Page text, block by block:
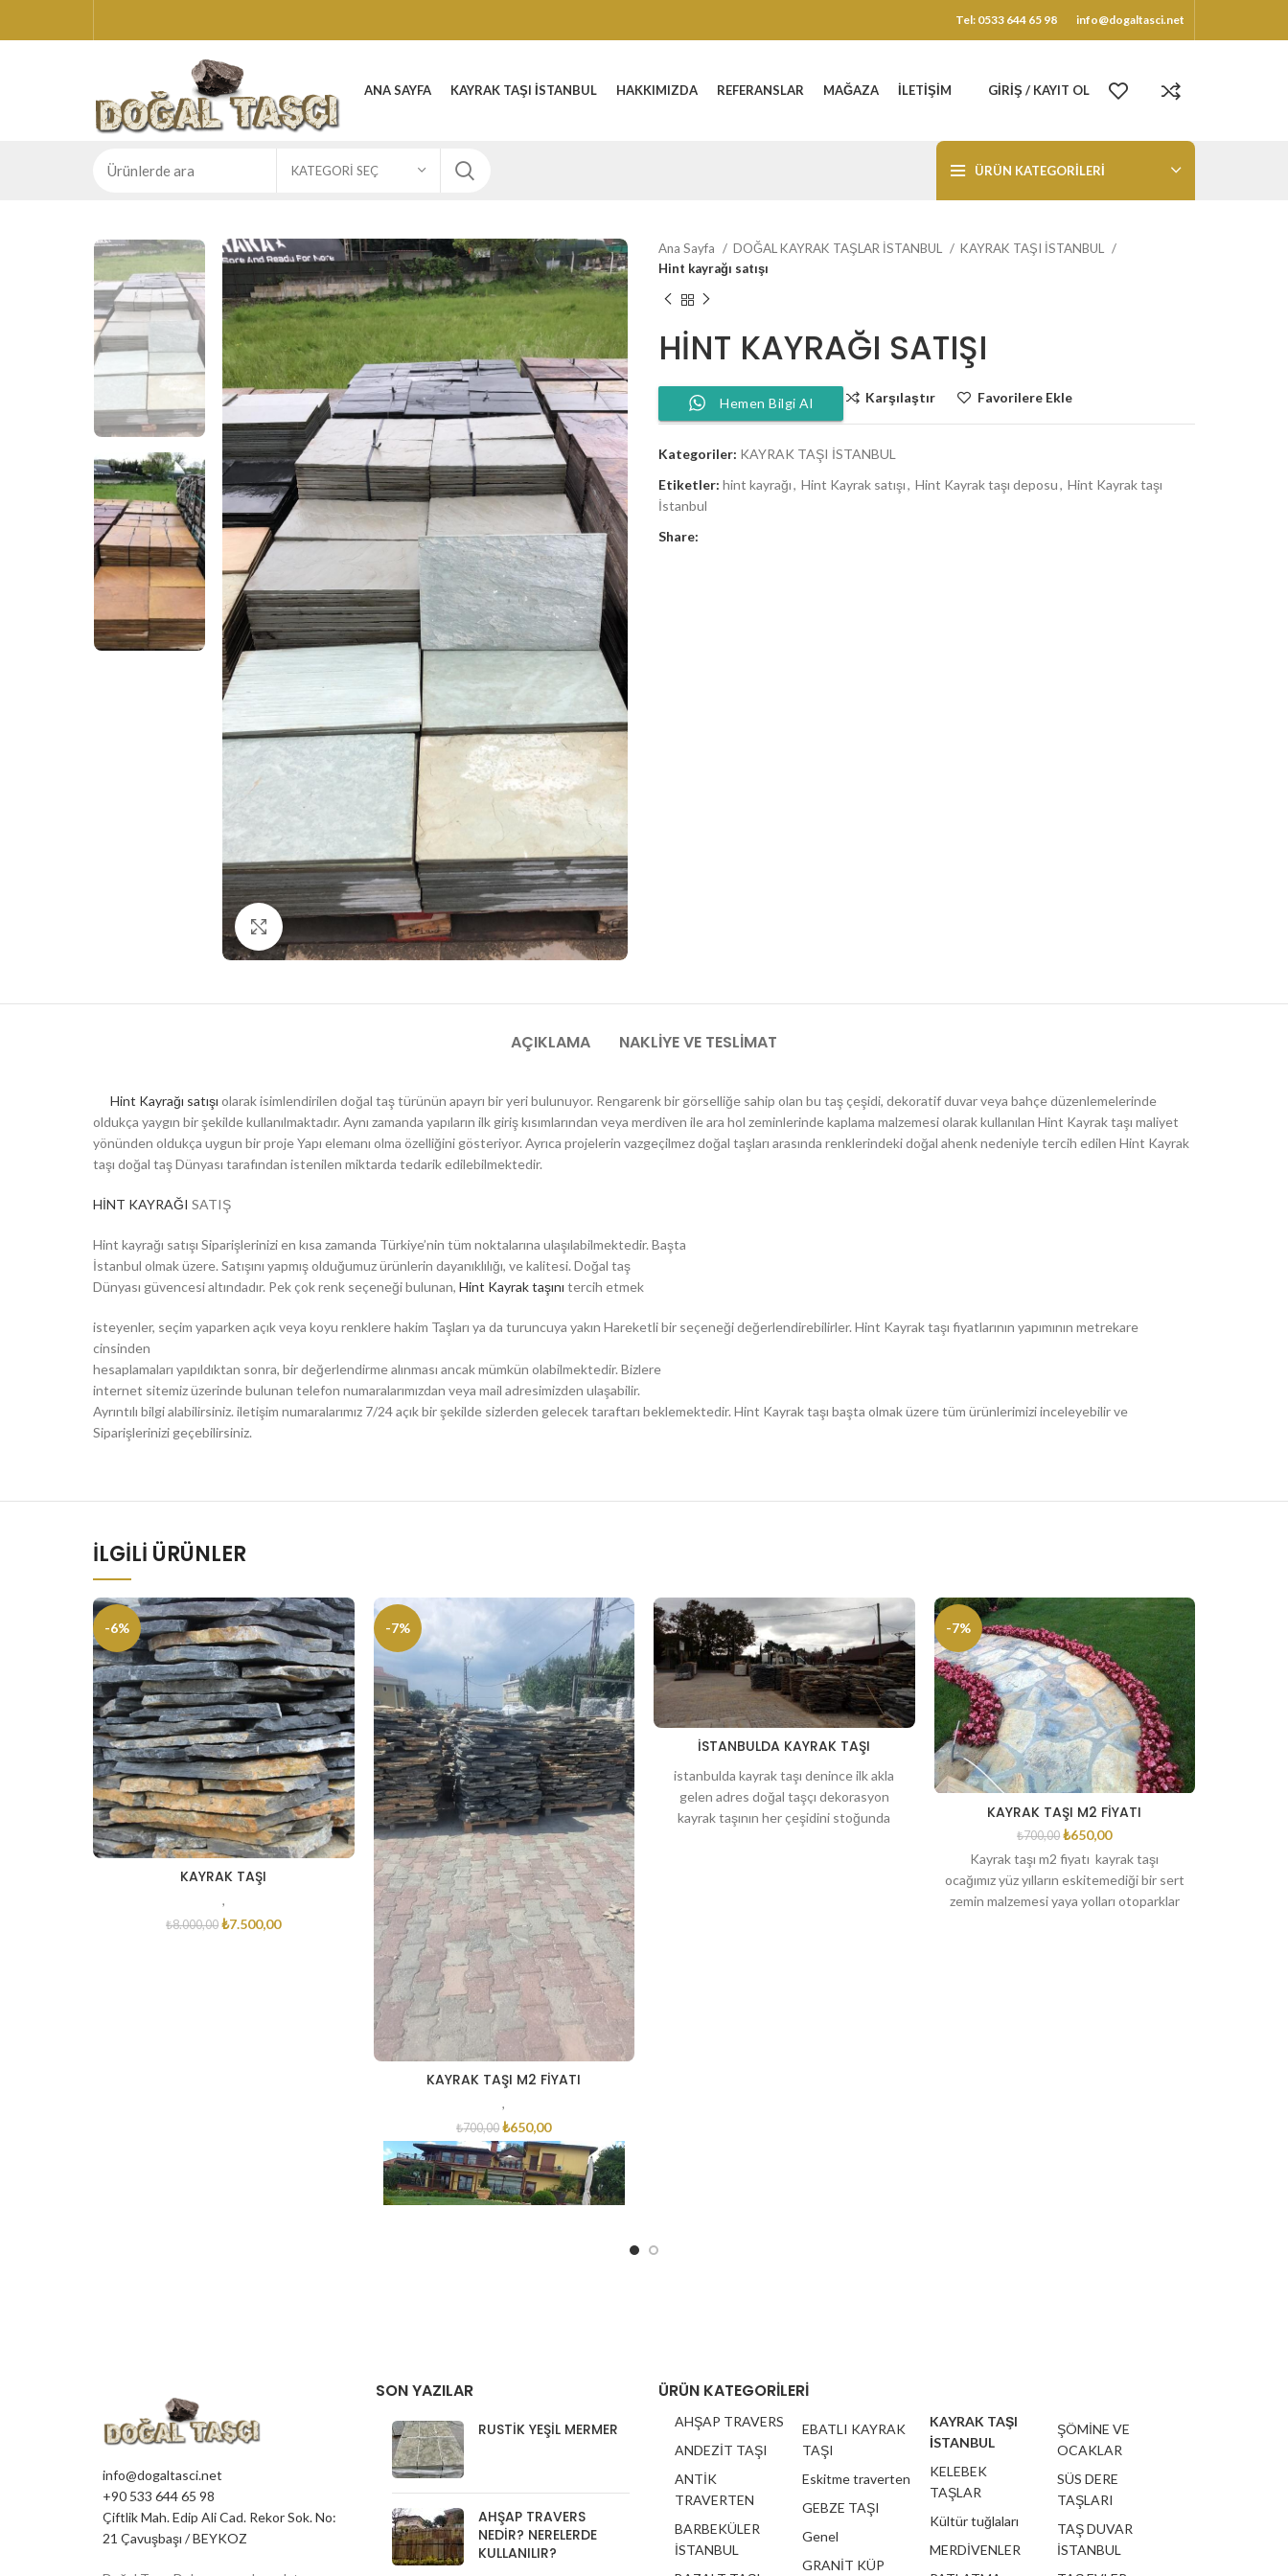
Tel: 0533 644 65 98 info@dogaltasci.net
ANA SAYFA KAYRAK TAŞI İSTANBUL HAKKIMIZDA REFERANSLAR MAĞAZA İLETIŞIM GIRIŞ / KAYIT OL
KATEGORI SEÇ ÜRÜN KATEGORILERI
Click to enlarge
Ana Sayfa DOĞAL KAYRAK TAŞLAR İSTANBUL
KAYRAK TAŞI İSTANBUL
Hint kayrağı satışı
HINT KAYRAĞI SATIŞI
Hemen Bilgi Al Karşılaştır Favorilere Ekle
Kategoriler: KAYRAK TAŞI İSTANBUL
Etiketler: hint kayrağı, Hint Kayrak satışı, Hint Kayrak taşı deposu, Hint Kayrak taşı
İstanbul
Share:
AÇIKLAMA NAKLIYE VE TESLIMAT
Hint Kayrağı satışı olarak isimlendirilen doğal taş türünün apayrı bir yeri bulunuyor. Rengarenk bir görselliğe sahip olan bu taş çeşidi, dekoratif duvar veya bahçe düzenlemelerinde
oldukça yaygın bir şekilde kullanılmaktadır. Aynı zamanda yapıların ilk giriş kısımlarından veya merdiven ile ara hol zeminlerinde kaplama malzemesi olarak kullanılan Hint Kayrak taşı maliyet
yönünden oldukça uygun bir proje Yapı elemanı olma özelliğini gösteriyor. Ayrıca projelerin vazgeçilmez doğal taşları arasında renklerindeki doğal ahenk nedeniyle tercih edilen Hint Kayrak
taşı doğal taş Dünyası tarafından istenilen miktarda tedarik edilebilmektedir.
HİNT KAYRAĞI SATIŞ
Hint kayrağı satışı Siparişlerinizi en kısa zamanda Türkiye’nin tüm noktalarına ulaşılabilmektedir. Başta
İstanbul olmak üzere. Satışını yapmış olduğumuz ürünlerin dayanıklılığı, ve kalitesi. Doğal taş
Dünyası güvencesi altındadır. Pek çok renk seçeneği bulunan, Hint Kayrak taşını tercih etmek
isteyenler, seçim yaparken açık veya koyu renklere hakim Taşları ya da turuncuya yakın Hareketli bir seçeneği değerlendirebilirler. Hint Kayrak taşı fiyatlarının yapımının metrekare
cinsinden
hesaplamaları yapıldıktan sonra, bir değerlendirme alınması ancak mümkün olabilmektedir. Bizlere
internet sitemiz üzerinde bulunan telefon numaralarımızdan veya mail adresimizden ulaşabilir.
Ayrıntılı bilgi alabilirsiniz. iletişim numaralarımız 7/24 açık bir şekilde sizlerden gelecek taraftarı beklemektedir. Hint Kayrak taşı başta olmak üzere tüm ürünlerimizi inceleyebilir ve
Siparişlerinizi geçebilirsiniz.
İLGILI ÜRÜNLER
-6%
KAYRAK TAŞI
,
₺8.000,00 ₺7.500,00
-7%
KAYRAK TAŞI M2 FIYATI
,
₺700,00 ₺650,00
KAYRAK TAŞLARIMIZIN CİNSİ
SATIŞLAR İÇİN GEÇERLİDİR. NAKLİYE
KDV VE İŞÇİLİK HARİÇTİR. İŞÇİLİK
İÇİN KEŞİF YAPILDIKTAN SONRA
İSTANBULDA KAYRAK TAŞI
istanbulda kayrak taşı denince ilk akla
gelen adres doğal taşçı dekorasyon
kayrak taşının her çeşidini stoğunda
-7%
KAYRAK TAŞI M2 FİYATI
₺700,00 ₺650,00
Kayrak taşı m2 fiyatı kayrak taşı
ocağımız yüz yılların eskitemediği bir sert
zemin malzemesi yaya yolları otoparklar
info@dogaltasci.net
+90 533 644 65 98
Çiftlik Mah. Edip Ali Cad. Rekor Sok. No:
21 Çavuşbaşı / BEYKOZ
SON YAZILAR
RUSTIK YEŞIL MERMER
AHŞAP TRAVERS
NEDIR? NERELERDE
KULLANILIR?
ÜRÜN KATEGORILERI
AHŞAP TRAVERS
ANDEZİT TAŞI
ANTİK
TRAVERTEN
BARBEKÜLER
İSTANBUL
EBATLI KAYRAK
TAŞI
Eskitme traverten
GEBZE TAŞI
Genel
GRANİT KÜP
KAYRAK TAŞI
İSTANBUL
KELEBEK
TAŞLAR
Kültür tuğlaları
MERDİVENLER
ŞÖMİNE VE
OCAKLAR
SÜS DERE
TAŞLARI
TAŞ DUVAR
İSTANBUL